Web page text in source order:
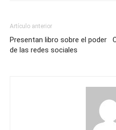
Artículo anterior
Presentan libro sobre el poder
de las redes sociales